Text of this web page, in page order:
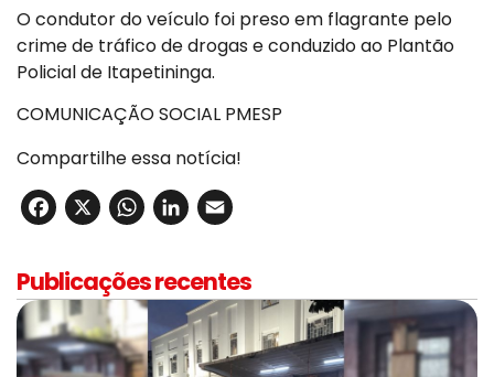
O condutor do veículo foi preso em flagrante pelo
crime de tráfico de drogas e conduzido ao Plantão
Policial de Itapetininga.
COMUNICAÇÃO SOCIAL PMESP
Compartilhe essa notícia!
Facebook
X WhatsApp
LinkedIn
Publicações recentes